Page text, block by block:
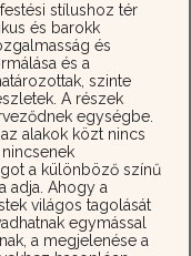
stílushoz tér
és barokk
és
és a
szinte
A részek
egységbe.
alakok közt nincs
a különböző színű
adja. Ahogy a
világos tagolását
egymással
a megjelenése a